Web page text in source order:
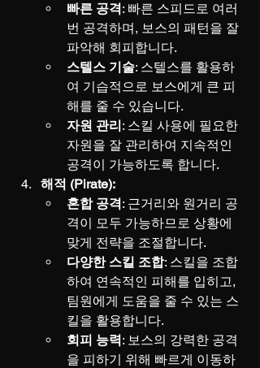
빠른 공격: 빠른 스피드로 여러
번 공격하며, 보스의 패턴을 잘
파악해 회피합니다.
스텔스 기술: 스텔스를 활용하
여 기습적으로 보스에게 큰 피
해를 줄 수 있습니다.
자원 관리: 스킬 사용에 필요한
자원을 잘 관리하여 지속적인
공격이 가능하도록 합니다.
해적 (Pirate):
혼합 공격: 근거리와 원거리 공
격이 모두 가능하므로 상황에
맞게 전략을 조절합니다.
다양한 스킬 조합: 스킬을 조합
하여 연속적인 피해를 입히고,
팀원에게 도움을 줄 수 있는 스
킬을 활용합니다.
회피 능력: 보스의 강력한 공격
을 피하기 위해 빠르게 이동하